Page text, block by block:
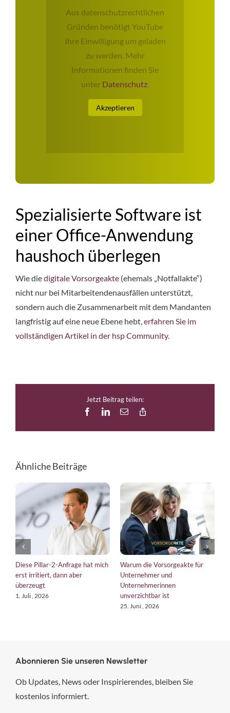
Aus datenschutzrechtlichen
Gründen benötigt YouTube
Ihre Einwilligung um geladen
zu werden. Mehr
Informationen finden Sie
unter Datenschutz
Akzeptieren
Spezialisierte Software ist
einer Office-Anwendung
haushoch überlegen
Wie diedigitale Vorsorgeakte(ehemals „Notfallakte“)
nicht nur bei Mitarbeitendenausfällen unterstützt,
sondern auch die Zusammenarbeit mit dem Mandanten
langfristig auf eine neue Ebene hebt, erfahren Sie im
vollständigen Artikel in der hsp Community.
Jetzt Beitrag teilen:
FacebookLinkedIn
E-
Ähnliche Beiträge
Diese Pillar-2-Anfrage hat mich
erst irritiert, dann aber
überzeugt
1. Juli , 2026
Warum die Vorsorgeakte für
Unternehmer und
Unternehmerinnen
unverzichtbar ist
25. Juni , 2026
Abonnieren Sie unseren Newsletter
Ob Updates, News oder Inspirierendes, bleiben Sie
kostenlos informiert.